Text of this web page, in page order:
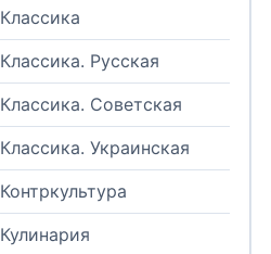
Классика
Классика. Русская
Классика. Советская
Классика. Украинская
Контркультура
Кулинария